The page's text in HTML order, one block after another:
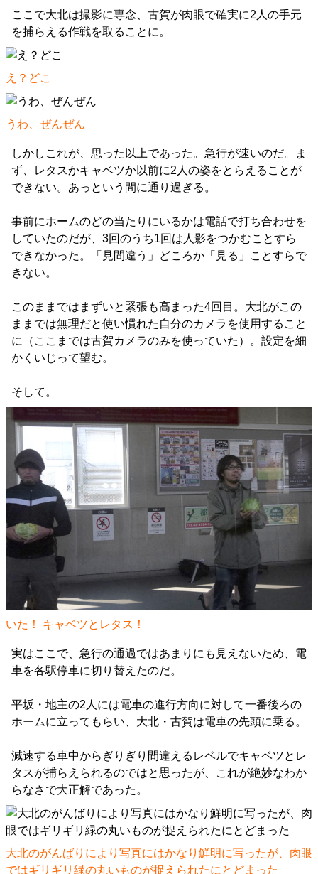
ここで大北は撮影に専念、古賀が肉眼で確実に2人の手元
を捕らえる作戦を取ることに。
え？どこ
うわ、ぜんぜん
しかしこれが、思った以上であった。急行が速いのだ。ま
ず、レタスかキャベツか以前に2人の姿をとらえることが
できない。あっという間に通り過ぎる。
事前にホームのどの当たりにいるかは電話で打ち合わせを
していたのだが、3回のうち1回は人影をつかむことすら
できなかった。「見間違う」どころか「見る」ことすらで
きない。
このままではまずいと緊張も高まった4回目。大北がこの
ままでは無理だと使い慣れた自分のカメラを使用すること
に（ここまでは古賀カメラのみを使っていた）。設定を細
かくいじって望む。
そして。
いた！ キャベツとレタス！
実はここで、急行の通過ではあまりにも見えないため、電
車を各駅停車に切り替えたのだ。
平坂・地主の2人には電車の進行方向に対して一番後ろの
ホームに立ってもらい、大北・古賀は電車の先頭に乗る。
減速する車中からぎりぎり間違えるレベルでキャベツとレ
タスが捕らえられるのではと思ったが、これが絶妙なわか
らなさで大正解であった。
大北のがんばりにより写真にはかなり鮮明に写ったが、肉眼
ではギリギリ緑の丸いものが捉えられたにとどまった